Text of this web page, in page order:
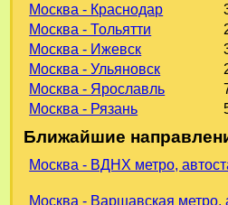
Москва - Краснодар
Москва - Тольятти
Москва - Ижевск
Москва - Ульяновск
Москва - Ярославль
Москва - Рязань
Ближайшие
Москва - ВДНХ метро,
Москва - Варшавская метро,